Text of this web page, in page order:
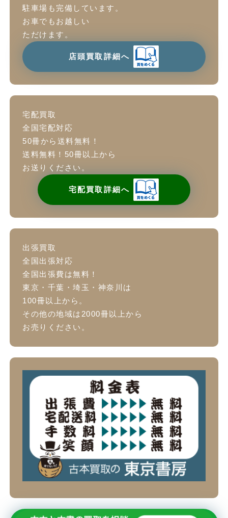
駐車場も完備しています。
お車でもお越しい
ただけます。
店頭買取詳細へ
宅配買取
全国宅配対応
50冊から送料無料！
送料無料！50冊以上から
お送りください。
宅配買取詳細へ
出張買取
全国出張対応
全国出張費は無料！
東京・千葉・埼玉・神奈川は
100冊以上から。
その他の地域は2000冊以上から
お売りください。